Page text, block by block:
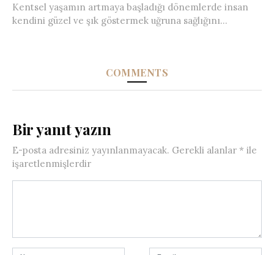
Kentsel yaşamın artmaya başladığı dönemlerde insan
kendini güzel ve şık göstermek uğruna sağlığını...
COMMENTS
Bir yanıt yazın
E-posta adresiniz yayınlanmayacak. Gerekli alanlar * ile
işaretlenmişlerdir